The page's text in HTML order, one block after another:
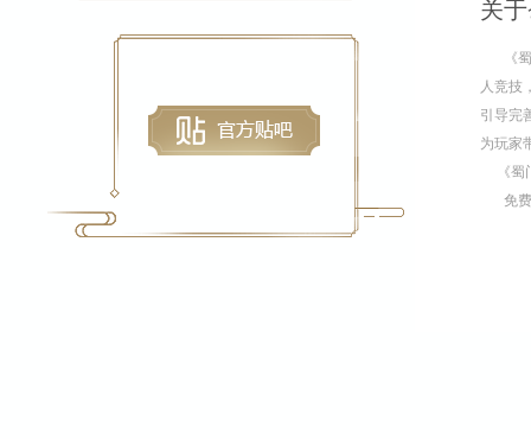
关
《
人竞技
引导完
为玩家
《
免